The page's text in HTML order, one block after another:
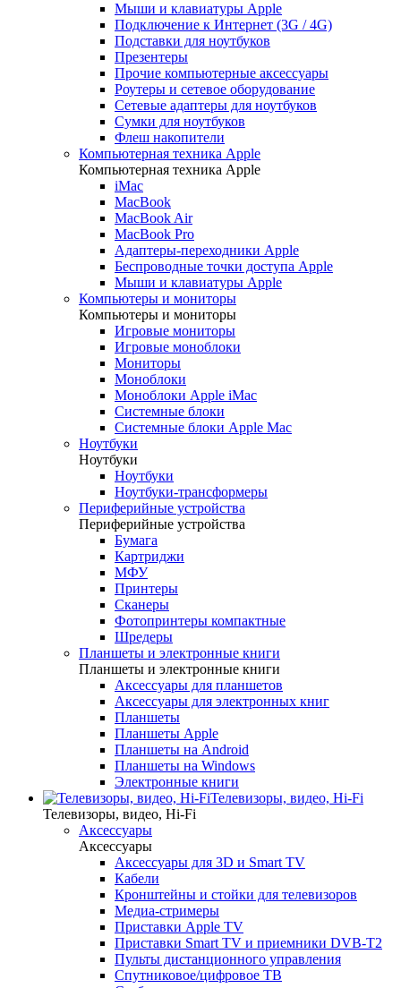
Мыши и клавиатуры Apple
Подключение к Интернет (3G / 4G)
Подставки для ноутбуков
Презентеры
Прочие компьютерные аксессуары
Роутеры и сетевое оборудование
Сетевые адаптеры для ноутбуков
Сумки для ноутбуков
Флеш накопители
Компьютерная техника Apple
Компьютерная техника Apple
iMac
MacBook
MacBook Air
MacBook Pro
Адаптеры-переходники Apple
Беспроводные точки доступа Apple
Мыши и клавиатуры Apple
Компьютеры и мониторы
Компьютеры и мониторы
Игровые мониторы
Игровые моноблоки
Мониторы
Моноблоки
Моноблоки Apple iMac
Системные блоки
Системные блоки Apple Mac
Ноутбуки
Ноутбуки
Ноутбуки
Ноутбуки-трансформеры
Периферийные устройства
Периферийные устройства
Бумага
Картриджи
МФУ
Принтеры
Сканеры
Фотопринтеры компактные
Шредеры
Планшеты и электронные книги
Планшеты и электронные книги
Аксессуары для планшетов
Аксессуары для электронных книг
Планшеты
Планшеты Apple
Планшеты на Android
Планшеты на Windows
Электронные книги
Телевизоры, видео, Hi-Fi
Телевизоры, видео, Hi-Fi
Аксессуары
Аксессуары
Аксессуары для 3D и Smart TV
Кабели
Кронштейны и стойки для телевизоров
Медиа-стримеры
Приставки Apple TV
Приставки Smart TV и приемники DVB-T2
Пульты дистанционного управления
Спутниковое/цифровое ТВ